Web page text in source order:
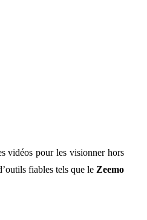
vidéos pour les visionner hors
fiables tels que le Zeemo